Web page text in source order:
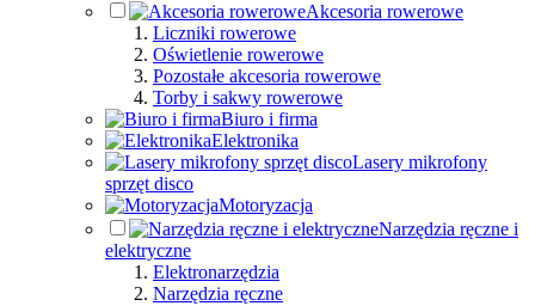
Akcesoria rowerowe
Liczniki rowerowe
Oświetlenie rowerowe
Pozostałe akcesoria rowerowe
Torby i sakwy rowerowe
Biuro i firma
Elektronika
Lasery mikrofony
sprzęt disco
Motoryzacja
Narzędzia ręczne i
elektryczne
Elektronarzędzia
Narzędzia ręczne